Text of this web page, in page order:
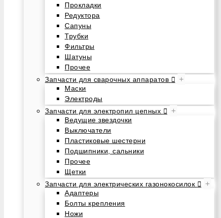
Прокладки
Редуктора
Сапуны
Трубки
Фильтры
Шатуны
Прочее
Запчасти для сварочных аппаратов
+
Маски
Электроды
Запчасти для электропил цепных
+
Ведущие звездочки
Выключатели
Пластиковые шестерни
Подшипники, сальники
Прочее
Щетки
Запчасти для электрических газонокосилок
+
Адаптеры
Болты крепления
Ножи